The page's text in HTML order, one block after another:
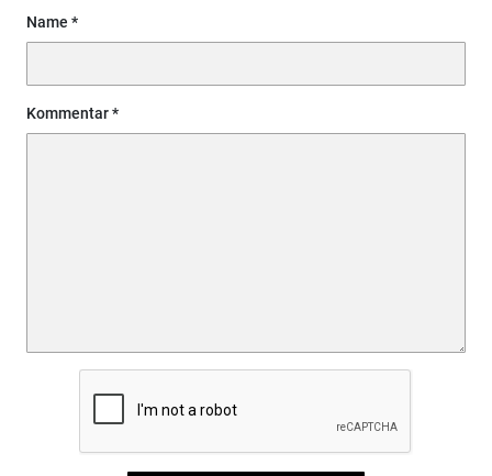
Name
Kommentar